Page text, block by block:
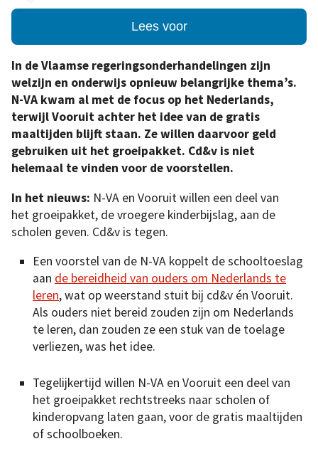
Lees voor
In de Vlaamse regeringsonderhandelingen zijn
welzijn en onderwijs opnieuw belangrijke thema’s.
N-VA kwam al met de focus op het Nederlands,
terwijl Vooruit achter het idee van de gratis
maaltijden blijft staan. Ze willen daarvoor geld
gebruiken uit het groeipakket. Cd&v is niet
helemaal te vinden voor de voorstellen.
In het nieuws: N-VA en Vooruit willen een deel van
het groeipakket, de vroegere kinderbijslag, aan de
scholen geven. Cd&v is tegen.
Een voorstel van de N-VA koppelt de schooltoeslag
aan de bereidheid van ouders om Nederlands te
leren, wat op weerstand stuit bij cd&v én Vooruit.
Als ouders niet bereid zouden zijn om Nederlands
te leren, dan zouden ze een stuk van de toelage
verliezen, was het idee.
Tegelijkertijd willen N-VA en Vooruit een deel van
het groeipakket rechtstreeks naar scholen of
kinderopvang laten gaan, voor de gratis maaltijden
of schoolboeken.